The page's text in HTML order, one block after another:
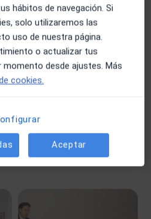
Infarto de miocardio
+11a11y_sr_more_diseases
(1)
online
hábitos de navegación. Si
solo utilizaremos las
uso de nuestra página.
o actualizar tus
momento desde ajustes. Más
cookies.
Aceptar